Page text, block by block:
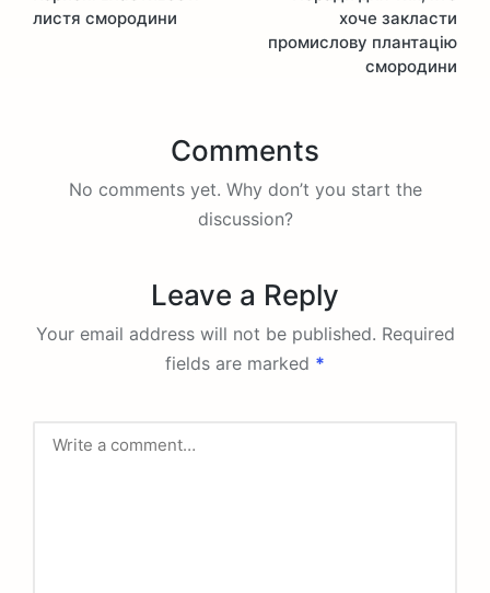
листя смородини
хоче закласти
промислову плантацію
смородини
Comments
No comments yet. Why don’t you start the
discussion?
Leave a Reply
Your email address will not be published. Required
fields are marked *